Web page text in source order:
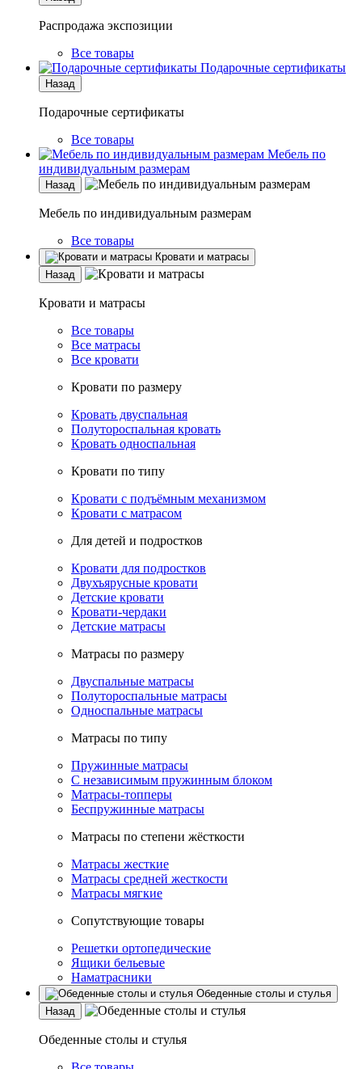
Распродажа экспозиции
Все товары
Подарочные сертификаты
Назад
Подарочные сертификаты
Все товары
Мебель по
индивидуальным размерам
Назад
Мебель по индивидуальным размерам
Все товары
Кровати и матрасы
Назад
Кровати и матрасы
Все товары
Все матрасы
Все кровати
Кровати по размеру
Кровать двуспальная
Полутороспальная кровать
Кровать односпальная
Кровати по типу
Кровати с подъёмным механизмом
Кровати с матрасом
Для детей и подростков
Кровати для подростков
Двухъярусные кровати
Детские кровати
Кровати-чердаки
Детские матрасы
Матрасы по размеру
Двуспальные матрасы
Полутороспальные матрасы
Односпальные матрасы
Матрасы по типу
Пружинные матрасы
С независимым пружинным блоком
Матрасы-топперы
Беспружинные матрасы
Матрасы по степени жёсткости
Матрасы жесткие
Матрасы средней жесткости
Матрасы мягкие
Сопутствующие товары
Решетки ортопедические
Ящики бельевые
Наматрасники
Обеденные столы и стулья
Назад
Обеденные столы и стулья